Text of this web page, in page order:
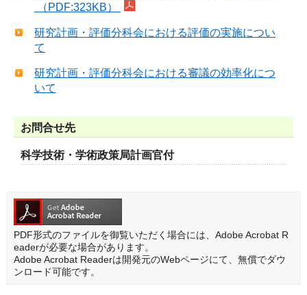
（PDF:323KB）
研究計画・評価分科会における評価の実施につい
て
研究計画・評価分科会における審議の効率化につ
いて
お問合せ先
科学技術・学術政策局計画官付
PDF形式のファイルを御覧いただく場合には、Adobe Acrobat R
eaderが必要な場合があります。
Adobe Acrobat Readerは開発元のWebページにて、無償でダウ
ンロード可能です。